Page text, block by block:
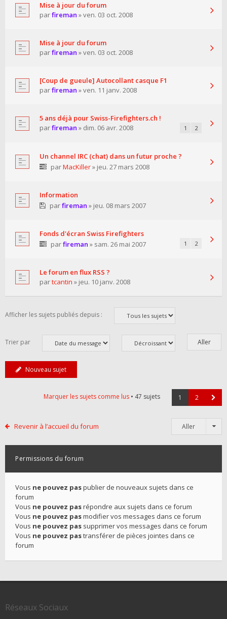
Mise à jour du forum
parfireman » ven. 03 oct. 2008
Mise à jour du forum
parfireman » ven. 03 oct. 2008
[Coup de gueule] Autocollant casque F1
parfireman » ven. 11 janv. 2008
5 ans déjà pour Swiss-Firefighters.ch !
parfireman » dim. 06 avr. 2008 1 2
Un channel IRC (chat) dans un futur proche ?
parMacKiller» jeu. 27 mars 2008
Information
parfireman » jeu. 08 mars 2007
Fonds d'écran Swiss Firefighters
parfireman » sam. 26 mai 2007 1 2
Le forum en flux RSS ?
partcantin » jeu. 10 janv. 2008
Afficher les sujets publiés depuis :
Trier par
Nouveau sujet
Marquer les sujets comme lus • 47 sujets 1 2
Revenir à l’accueil du forum Aller
Permissions du forum
Vous ne pouvez paspublier de nouveaux sujets dans ce
forum
Vous ne pouvez pasrépondre aux sujets dans ce forum
Vous ne pouvez pasmodifier vos messages dans ce forum
Vous ne pouvez pas supprimer vos messages dans ce forum
Vous ne pouvez pastransférer de pièces jointes dans ce
forum
Réseaux Sociaux